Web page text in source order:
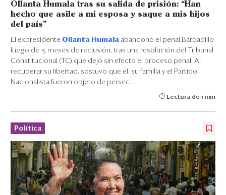
Ollanta Humala tras su salida de prisión: “Han
hecho que asile a mi esposa y saque a mis hijos
del país”
El expresidente Ollanta Humala abandonó el penal Barbadillo
luego de 15 meses de reclusión, tras una resolución del Tribunal
Constitucional (TC) que dejó sin efecto el proceso penal. Al
recuperar su libertad, sostuvo que él, su familia y el Partido
Nacionalista fueron objeto de persec...
Lectura de 1 min
Política